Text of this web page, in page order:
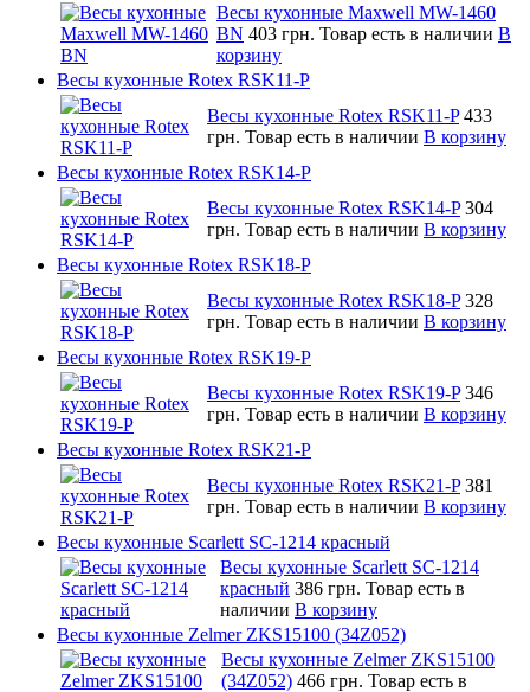
Весы кухонные Maxwell MW-1460
BN 403 грн. Товар есть в наличии В
корзину
Весы кухонные Rotex RSK11-P
Весы кухонные Rotex RSK11-P 433
грн. Товар есть в наличии В корзину
Весы кухонные Rotex RSK14-P
Весы кухонные Rotex RSK14-P 304
грн. Товар есть в наличии В корзину
Весы кухонные Rotex RSK18-P
Весы кухонные Rotex RSK18-P 328
грн. Товар есть в наличии В корзину
Весы кухонные Rotex RSK19-P
Весы кухонные Rotex RSK19-P 346
грн. Товар есть в наличии В корзину
Весы кухонные Rotex RSK21-P
Весы кухонные Rotex RSK21-P 381
грн. Товар есть в наличии В корзину
Весы кухонные Scarlett SC-1214 красный
Весы кухонные Scarlett SC-1214
красный 386 грн. Товар есть в
наличии В корзину
Весы кухонные Zelmer ZKS15100 (34Z052)
Весы кухонные Zelmer ZKS15100
(34Z052) 466 грн. Товар есть в